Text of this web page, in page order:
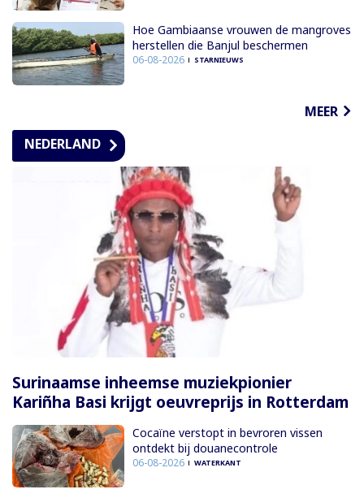
Hoe Gambiaanse vrouwen de mangroves
herstellen die Banjul beschermen
06-08-2026 STARNIEUWS
MEER
NEDERLAND
Surinaamse inheemse muziekpionier
Kariñha Basi krijgt oeuvreprijs in Rotterdam
Cocaïne verstopt in bevroren vissen
ontdekt bij douanecontrole
06-08-2026 WATERKANT